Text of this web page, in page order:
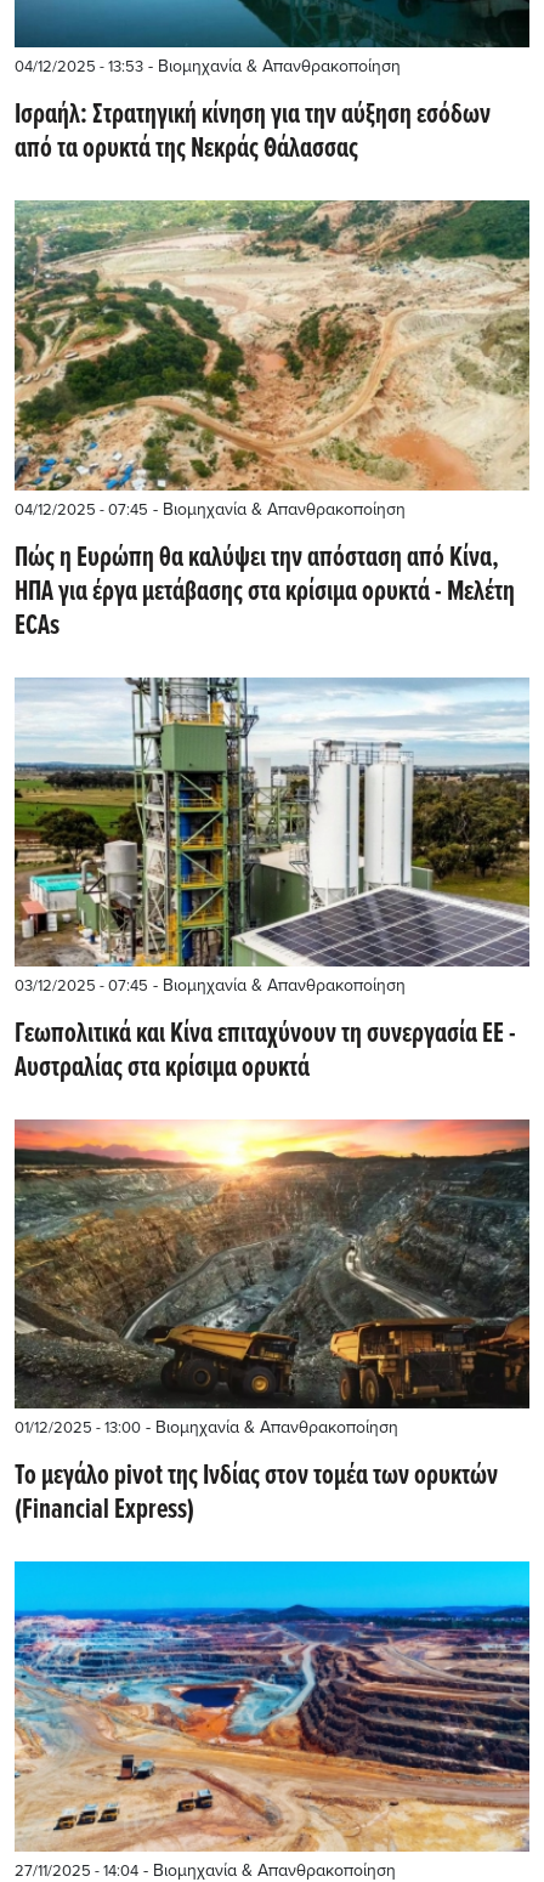
04/12/2025 - 13:53 - Βιομηχανία & Απανθρακοποίηση
Ισραήλ: Στρατηγική κίνηση για την αύξηση εσόδων
από τα ορυκτά της Νεκράς Θάλασσας
04/12/2025 - 07:45 - Βιομηχανία & Απανθρακοποίηση
Πώς η Ευρώπη θα καλύψει την απόσταση από Κίνα,
ΗΠΑ για έργα μετάβασης στα κρίσιμα ορυκτά - Μελέτη
ECAs
03/12/2025 - 07:45 - Βιομηχανία & Απανθρακοποίηση
Γεωπολιτικά και Κίνα επιταχύνουν τη συνεργασία ΕΕ -
Αυστραλίας στα κρίσιμα ορυκτά
01/12/2025 - 13:00 - Βιομηχανία & Απανθρακοποίηση
Το μεγάλο pivot της Ινδίας στον τομέα των ορυκτών
(Financial Express)
27/11/2025 - 14:04 - Βιομηχανία & Απανθρακοποίηση